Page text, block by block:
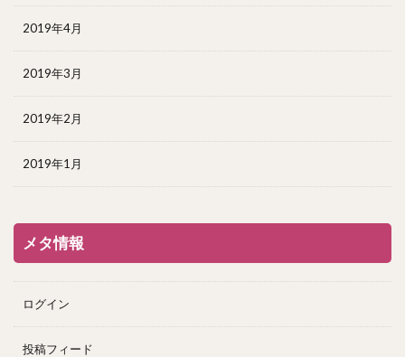
2019年4月
2019年3月
2019年2月
2019年1月
メタ情報
ログイン
投稿フィード